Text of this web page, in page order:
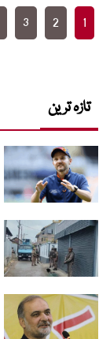
Posts
pagination
1
2
3
تازہ ترین